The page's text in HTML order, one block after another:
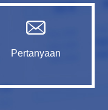
Pertanyaan